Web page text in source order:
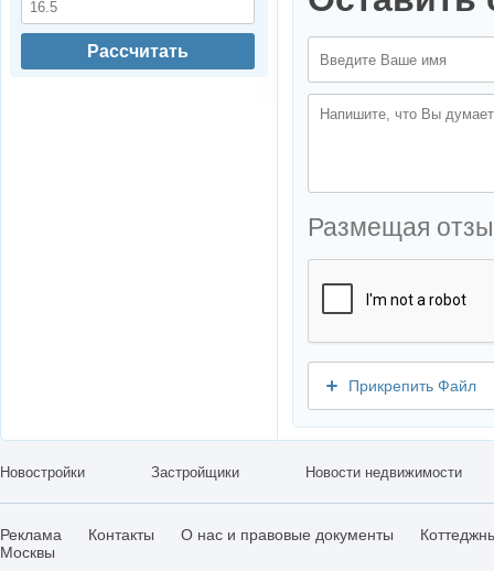
Размещая
Прикрепить Файл
Рассчитать
Новостройки Застройщики Новости недвижимости
Реклама Контакты О нас и правовые документы
Москвы